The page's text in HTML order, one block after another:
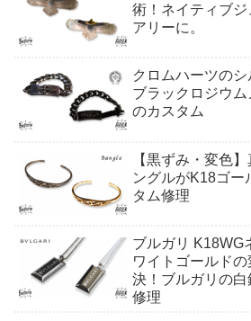
術！ネイティブジ
アリーに。
クロムハーツのシ
ブラックロジウ
のカスタム
【黒ずみ・変色
ングルがK18ゴー
タム修理
ブルガリ K18WG
ワイトゴールド
決！ブルガリの
修理